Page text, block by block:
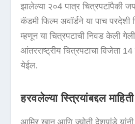
झालेल्या २०4 पात्र चित्रपटांपैकी
कॅडमी फिल्म अवॉर्डने या पाच परदेशी
म्हणून या चित्रपटाची निवड केली
आंतरराष्ट्रीय चित्रपटाचा विजेता
येईल.
हरवलेल्या स्त्रियांबद्दल माहिती
आमिर खान आणि ज्योती देशपांडे यांनी